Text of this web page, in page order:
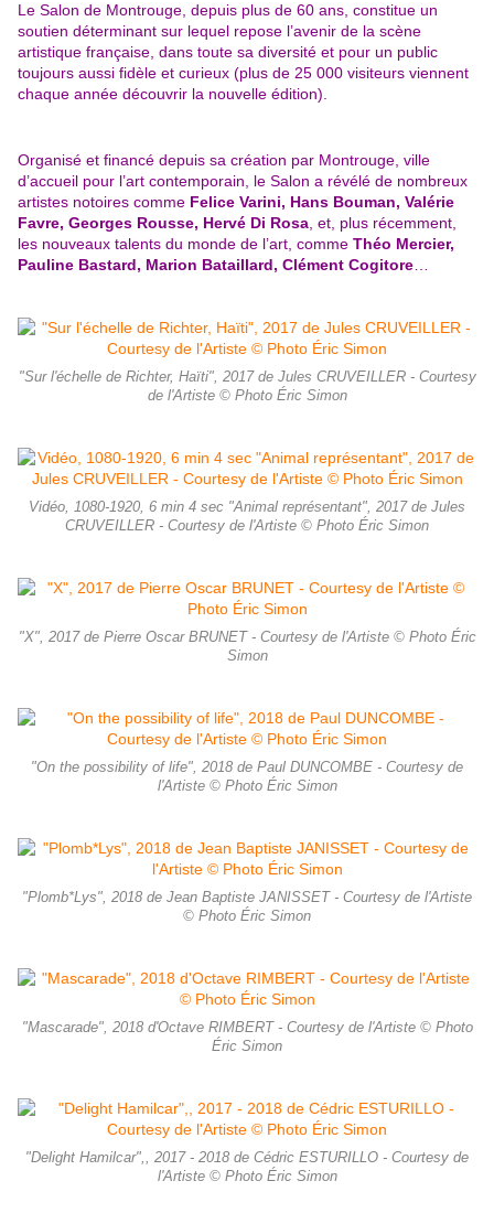
Le Salon de Montrouge, depuis plus de 60 ans, constitue un
soutien déterminant sur lequel repose l’avenir de la scène
artistique française, dans toute sa diversité et pour un public
toujours aussi fidèle et curieux (plus de 25 000 visiteurs viennent
chaque année découvrir la nouvelle édition).
Organisé et financé depuis sa création par Montrouge, ville
d’accueil pour l’art contemporain, le Salon a révélé de nombreux
artistes notoires comme Felice Varini, Hans Bouman, Valérie
Favre, Georges Rousse, Hervé Di Rosa , et, plus récemment,
les nouveaux talents du monde de l’art, comme Théo Mercier,
Pauline Bastard, Marion Bataillard, Clément Cogitore
"Sur l'échelle de Richter, Haïti", 2017 de Jules CRUVEILLER - Courtesy
de l'Artiste © Photo Éric Simon
Vidéo, 1080-1920, 6 min 4 sec "Animal représentant", 2017 de Jules
CRUVEILLER - Courtesy de l'Artiste © Photo Éric Simon
"X", 2017 de Pierre Oscar BRUNET - Courtesy de l'Artiste © Photo Éric
Simon
"On the possibility of life", 2018 de Paul DUNCOMBE - Courtesy de
l'Artiste © Photo Éric Simon
"Plomb*Lys", 2018 de Jean Baptiste JANISSET - Courtesy de l'Artiste
© Photo Éric Simon
"Mascarade", 2018 d'Octave RIMBERT - Courtesy de l'Artiste © Photo
Éric Simon
"Delight Hamilcar",, 2017 - 2018 de Cédric ESTURILLO - Courtesy de
l'Artiste © Photo Éric Simon